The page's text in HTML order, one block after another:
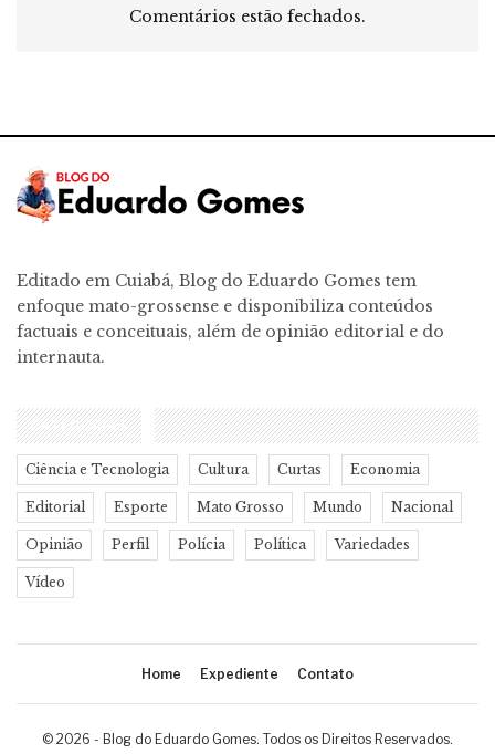
Comentários estão fechados.
Editado em Cuiabá, Blog do Eduardo Gomes tem
enfoque mato-grossense e disponibiliza conteúdos
factuais e conceituais, além de opinião editorial e do
internauta.
CATEGORIAS
Ciência e Tecnologia Cultura Curtas Economia
Editorial Esporte Mato Grosso Mundo Nacional
Opinião Perfil Polícia Política Variedades
Vídeo
Home Expediente Contato
© 2026 - Blog do Eduardo Gomes. Todos os Direitos Reservados.